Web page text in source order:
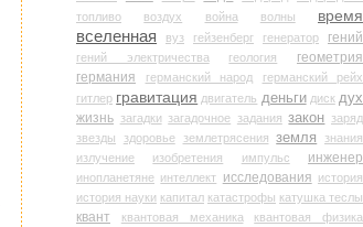
топливо
воздух война волны
время
вселенная
вуз гейзенберг генератор гений
гений электричества геология
геометрия
германия
германский народ
германский рейх
гитлер гравитация двигатель деньги диск дух
жизнь загадки загадочное задания закон заряд
звезды
здоровье землетрясения земля
знания
излучение
изобретения импульс инженер
инопланетяне интеллект исследования история
история науки капитал катастрофы катушка теслы
квант квантовая механика квантовая физика